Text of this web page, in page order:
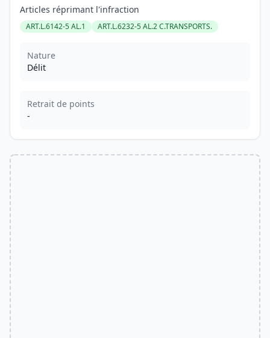
Articles réprimant l'infraction
ART.L.6142-5 AL.1 ART.L.6232-5 AL.2 C.TRANSPORTS.
Nature
Délit
Retrait de points
-